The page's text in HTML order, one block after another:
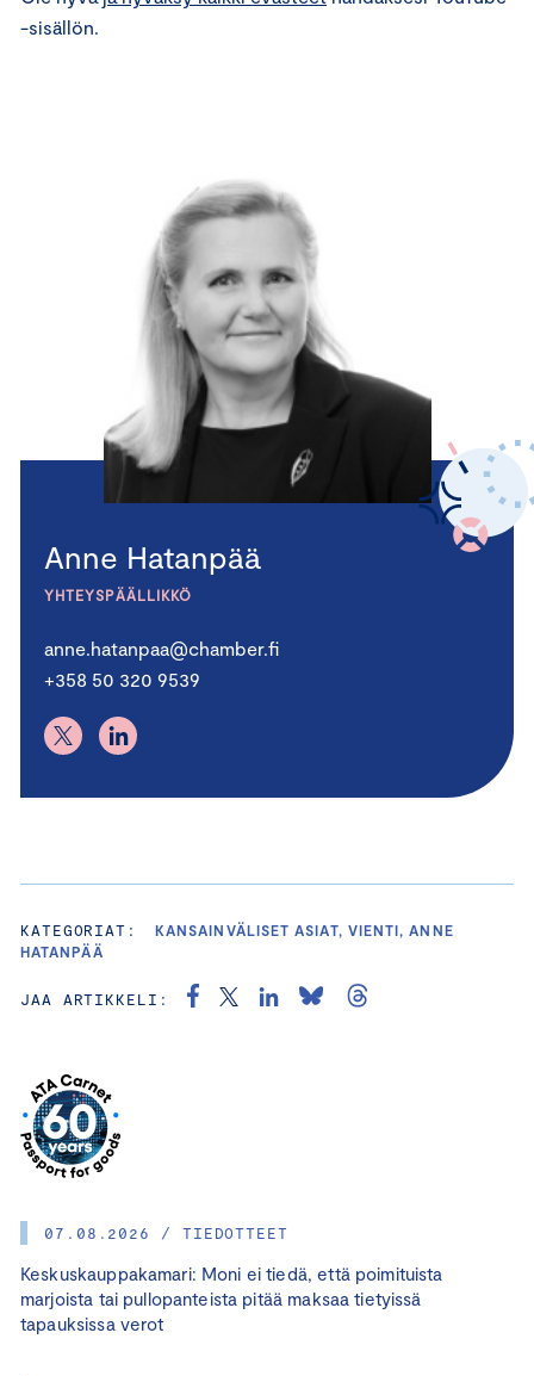
07.08.2026 / TIEDOTTEET
Keskuskauppakamari: Moni ei tiedä, että poimituista
marjoista tai pullopanteista pitää maksaa tietyissä
tapauksissa verot
-sisällön.
Anne Hatanpää
YHTEYSPÄÄLLIKKÖ
anne.hatanpaa@chamber.fi
+358 50 320 9539
KATEGORIAT:
KANSAINVÄLISET ASIAT, VIENTI, ANNE
HATANPÄÄ
JAA ARTIKKELI: